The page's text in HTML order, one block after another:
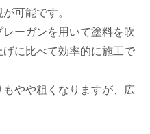
可能です。
ーガンを用いて塗料を吹
に比べて効率的に施工で
やや粗くなりますが、広